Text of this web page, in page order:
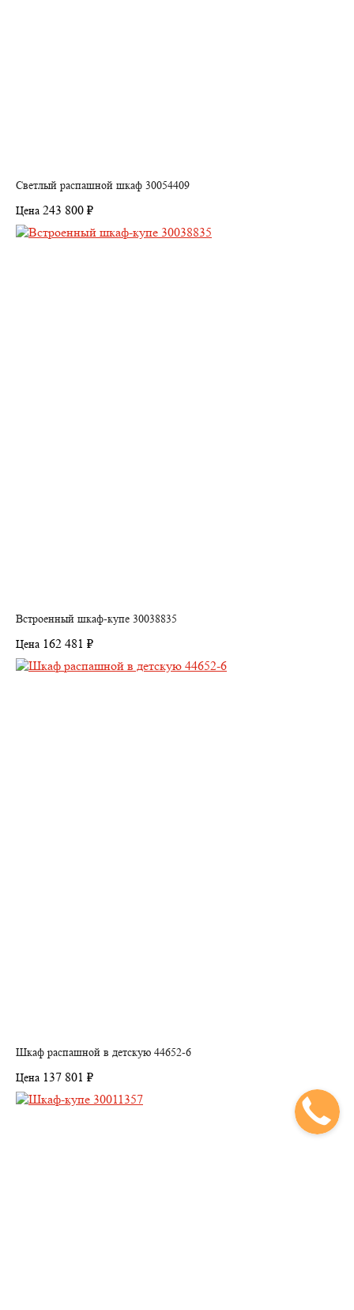
Светлый распашной шкаф 30054409
Цена 243 800 ₽
Встроенный шкаф-купе 30038835
Цена 162 481 ₽
Шкаф распашной в детскую 44652-6
Цена 137 801 ₽